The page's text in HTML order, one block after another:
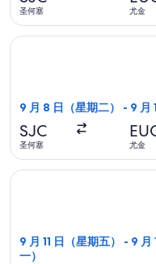
圣何塞 尤金
9 月 8 日（星期二） - 9 月
SJC
圣何塞 尤金
选择达美航空航班，9 月
9 月 11 日（星期五） - 9
一）
选择美國西南航空航班，